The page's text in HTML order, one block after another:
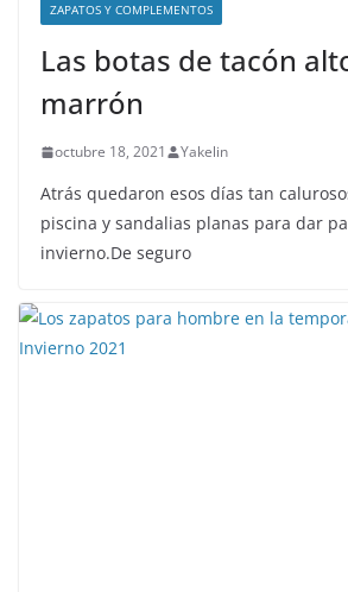
ZAPATOS Y COMPLEMENTOS
Las botas de tacón
marrón
octubre 18, 2021 Yakelin
Atrás quedaron esos días tan
piscina y sandalias planas para dar
invierno.De seguro